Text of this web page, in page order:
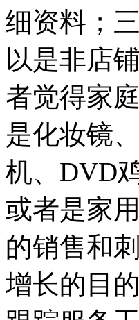
细资料；
以是非店
者觉得家
是化妆镜
机、DVD
或者是家
的销售和
增长的目